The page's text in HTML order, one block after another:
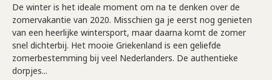
De winter is het ideale moment om na te denken over de
zomervakantie van 2020. Misschien ga je eerst nog genieten
van een heerlijke wintersport, maar daarna komt de zomer
snel dichterbij. Het mooie Griekenland is een geliefde
zomerbestemming bij veel Nederlanders. De authentieke
dorpjes...